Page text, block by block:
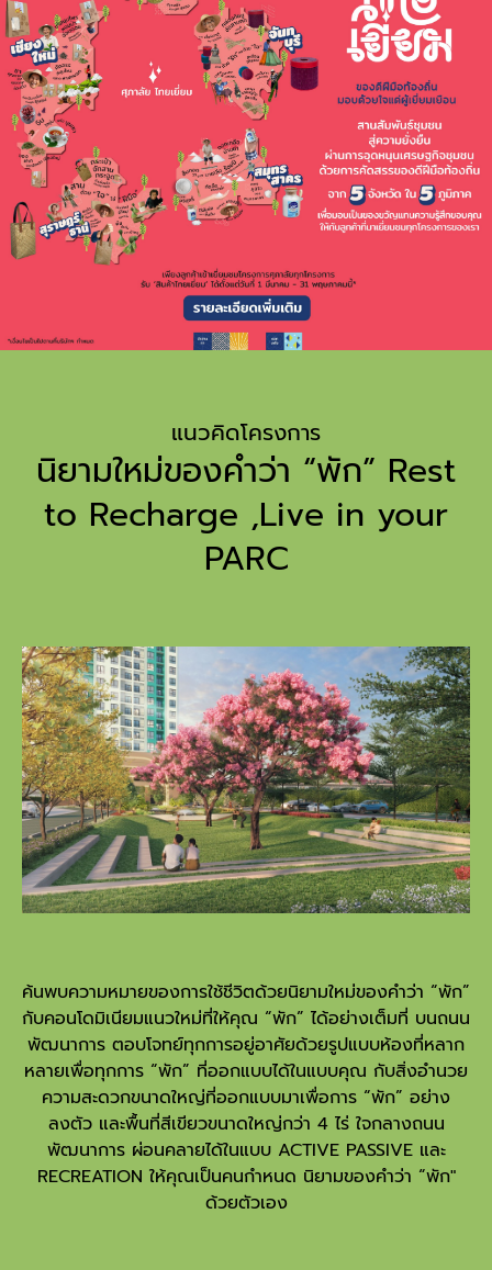
แนวคิดโครงการ
นิยามใหม่ของคำว่า “พัก” Rest
to Recharge ,Live in your
PARC
ค้นพบความหมายของการใช้ชีวิตด้วยนิยามใหม่ของคำว่า “พัก”
กับคอนโดมิเนียมแนวใหม่ที่ให้คุณ “พัก” ได้อย่างเต็มที่ บนถนน
พัฒนาการ ตอบโจทย์ทุกการอยู่อาศัยด้วยรูปแบบห้องที่หลาก
หลายเพื่อทุกการ “พัก” ที่ออกแบบได้ในแบบคุณ กับสิ่งอำนวย
ความสะดวกขนาดใหญ่ที่ออกแบบมาเพื่อการ “พัก” อย่าง
ลงตัว และพื้นที่สีเขียวขนาดใหญ่กว่า 4 ไร่ ใจกลางถนน
พัฒนาการ ผ่อนคลายได้ในแบบ ACTIVE PASSIVE และ
RECREATION ให้คุณเป็นคนกำหนด นิยามของคำว่า “พัก"
ด้วยตัวเอง